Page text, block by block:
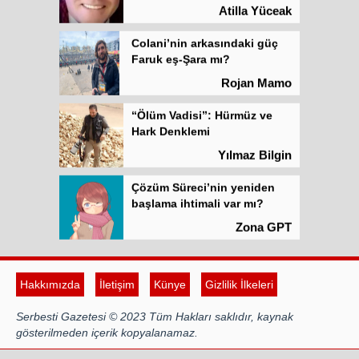
Rojan Mamo
“Ölüm Vadisi”: Hürmüz ve
Yılmaz Bilgin
Çözüm Süreci’nin yeniden
Zona GPT
Kadına şiddet “Devlet” eliyle
Atilla Yüceak
Colani’nin arkasındaki güç
Faruk eş-Şara mı?
Rojan Mamo
Hakkımızda İletişim Gizlilik İlkeleri
gösterilmeden içerik kopyalanamaz.
Hazır Site byUzman Tescil web
sitesi kurma